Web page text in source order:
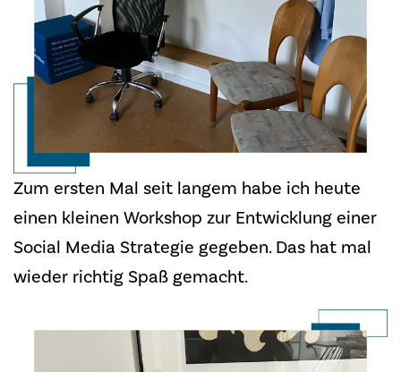
Zum ersten Mal seit langem habe ich heute
einen kleinen Workshop zur Entwicklung einer
Social Media Strategie gegeben. Das hat mal
wieder richtig Spaß gemacht.